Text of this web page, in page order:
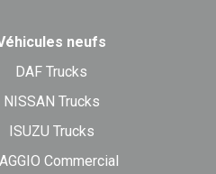
neufs
DAF Trucks
NISSAN Trucks
ISUZU Trucks
Commercial